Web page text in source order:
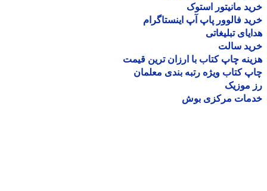
مانیتور استوک
فالوور پاپ آپ اینستاگرام
تبلیغاتی
سالت
چاپ کتاب با ارزان ترین قیمت
کتاب ویژه رتبه بندی معلمان
موزیک
مرکزی بوش